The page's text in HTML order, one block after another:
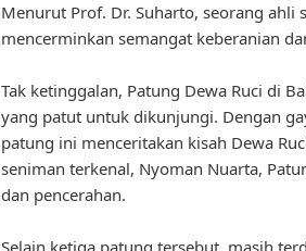
Menurut Prof. Dr. Suharto, seorang ahli
mencerminkan semangat keberanian
Tak ketinggalan, Patung Dewa Ruci di
yang patut untuk dikunjungi. Dengan
patung ini menceritakan kisah Dewa
seniman terkenal, Nyoman Nuarta,
dan pencerahan.